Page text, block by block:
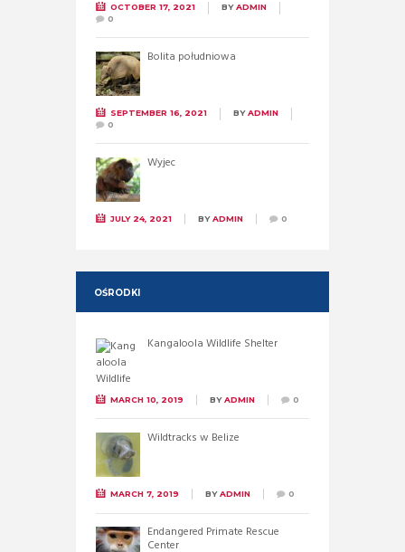
OCTOBER 17, 2021 BYADMIN
0
Bolita południowa
SEPTEMBER 16, 2021 BYADMIN
0
Wyjec
JULY 24, 2021 BYADMIN 0
OŚRODKI
Kangaloola Wildlife Shelter
MARCH 10, 2019 BYADMIN 0
Wildtracks w Belize
MARCH 7, 2019 BYADMIN 0
Endangered Primate Rescue
Center